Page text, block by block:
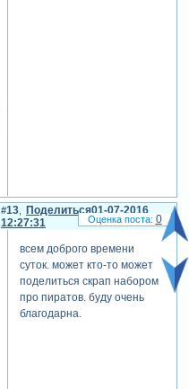
Поделиться
13
01-07-2016
12:27:31
всем доброго времени
суток. может кто-то может
поделиться скрап набором
про пиратов. буду очень
благодарна.
0